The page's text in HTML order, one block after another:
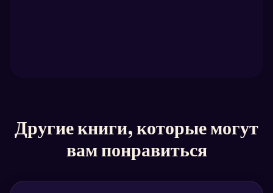
Другие книги, которые могут
вам понравиться